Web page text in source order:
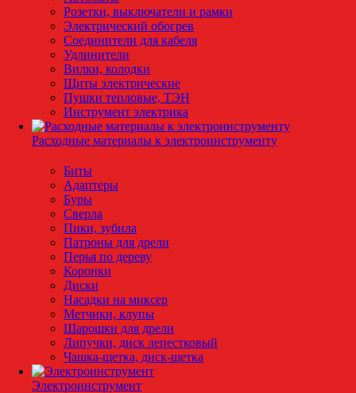
Розетки, выключатели и рамки
Электрический обогрев
Соединители для кабеля
Удлинители
Вилки, колодки
Щиты электрические
Пушки тепловые, ТЭН
Инструмент электрика
Расходные материалы к электроинструменту
Биты
Адаптеры
Буры
Сверла
Пики, зубила
Патроны для дрели
Перья по дереву
Коронки
Диски
Насадки на миксер
Метчики, клупы
Шарошки для дрели
Липучки, диск лепестковый
Чашка-щетка, диск-щетка
Электроинструмент